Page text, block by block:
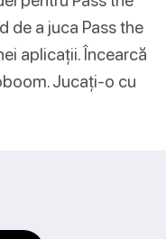
de a juca Pass the
aplicații. Încearcă
Jucați-o cu